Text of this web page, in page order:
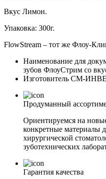
Вкус Лимон.
Упаковка: 300г.
FlowStream – тот же Флоу-
Наименование для
зубов ФлоуСтрим со
Изготовитель СМ-
Продуманный
Ориентируемся на
конкретные материалы
хирургической
зуботехнических
Гарантия качества